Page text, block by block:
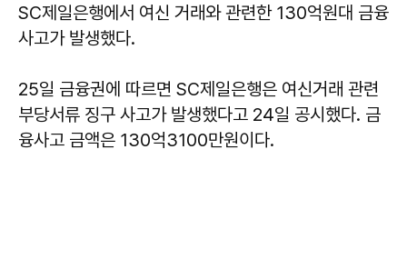
SC제일은행에서 여신 거래와 관련한 130억원대 금융
사고가 발생했다.
25일 금융권에 따르면 SC제일은행은 여신거래 관련
부당서류 징구 사고가 발생했다고 24일 공시했다. 금
융사고 금액은 130억3100만원이다.